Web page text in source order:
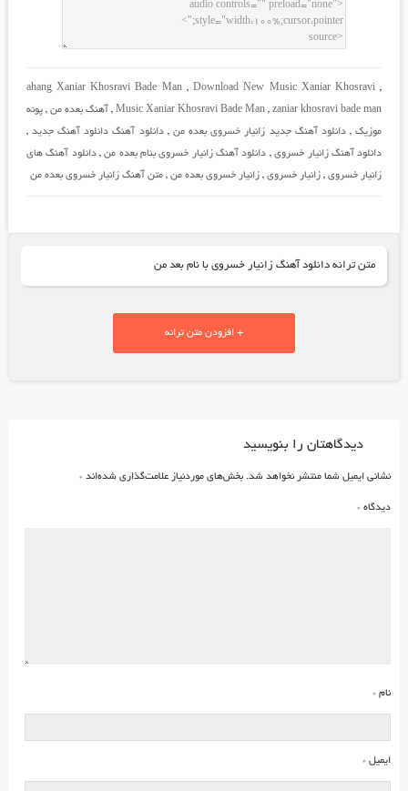
ahang Xaniar Khosravi Bade Man,Download New Music Xaniar Khosravi,
Music Xaniar Khosravi Bade Man ,zaniar khosravi bade man
, آهنگ بعده من ,پونه
موزیک,دانلود آهنگ جدید زانیار خسروی بعده من ,دانلود آهنگ دانلود آهنگ جدید,
دانلود آهنگ زانیار خسروی, دانلود آهنگ زانیار خسروی بنام بعده من,دانلود آهنگ های
زانیار خسروی, زانیار خسروی, زانیار خسروی بعده من, متن آهنگ زانیار خسروی بعده من
متن ترانه دانلود آهنگ زانیار خسروی با نام بعد من
+ افزودن متن ترانه
دیدگاهتان را بنویسید
نشانی ایمیل شما منتشر نخواهد شد. بخش‌های موردنیاز علامت‌گذاری شده‌اند *
دیدگاه *
نام *
ایمیل *